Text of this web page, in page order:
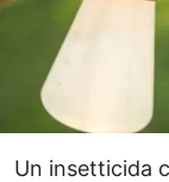
Un insetticida